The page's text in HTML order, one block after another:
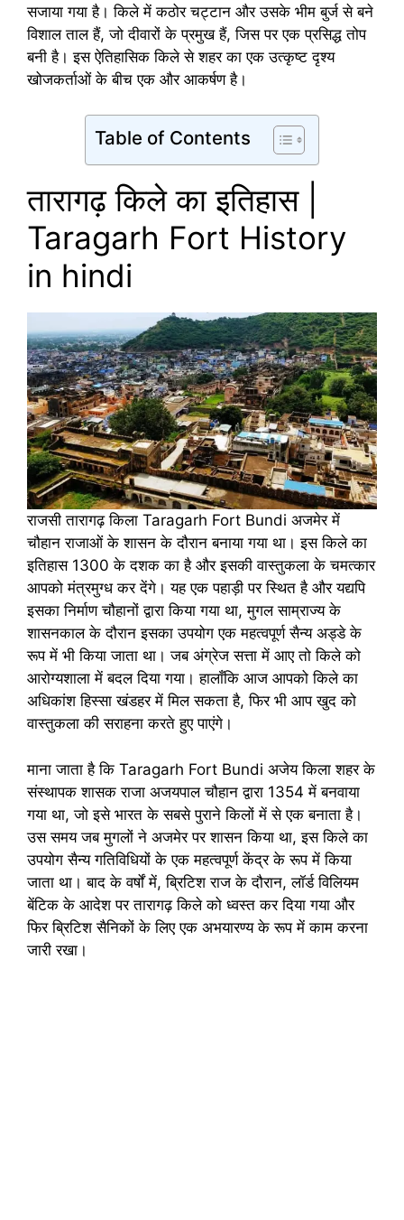
सजाया गया है। किले में कठोर चट्टान और उसके भीम बुर्ज से बने
विशाल ताल हैं, जो दीवारों के प्रमुख हैं, जिस पर एक प्रसिद्ध तोप
बनी है। इस ऐतिहासिक किले से शहर का एक उत्कृष्ट दृश्य
खोजकर्ताओं के बीच एक और आकर्षण है।
Table of Contents
तारागढ़ किले का इतिहास |
Taragarh Fort History
in hindi
राजसी तारागढ़ किला Taragarh Fort Bundi अजमेर में
चौहान राजाओं के शासन के दौरान बनाया गया था। इस किले का
इतिहास 1300 के दशक का है और इसकी वास्तुकला के चमत्कार
आपको मंत्रमुग्ध कर देंगे। यह एक पहाड़ी पर स्थित है और यद्यपि
इसका निर्माण चौहानों द्वारा किया गया था, मुगल साम्राज्य के
शासनकाल के दौरान इसका उपयोग एक महत्वपूर्ण सैन्य अड्डे के
रूप में भी किया जाता था। जब अंग्रेज सत्ता में आए तो किले को
आरोग्यशाला में बदल दिया गया। हालाँकि आज आपको किले का
अधिकांश हिस्सा खंडहर में मिल सकता है, फिर भी आप खुद को
वास्तुकला की सराहना करते हुए पाएंगे।
माना जाता है कि Taragarh Fort Bundi अजेय किला शहर के
संस्थापक शासक राजा अजयपाल चौहान द्वारा 1354 में बनवाया
गया था, जो इसे भारत के सबसे पुराने किलों में से एक बनाता है।
उस समय जब मुगलों ने अजमेर पर शासन किया था, इस किले का
उपयोग सैन्य गतिविधियों के एक महत्वपूर्ण केंद्र के रूप में किया
जाता था। बाद के वर्षों में, ब्रिटिश राज के दौरान, लॉर्ड विलियम
बेंटिक के आदेश पर तारागढ़ किले को ध्वस्त कर दिया गया और
फिर ब्रिटिश सैनिकों के लिए एक अभयारण्य के रूप में काम करना
जारी रखा।